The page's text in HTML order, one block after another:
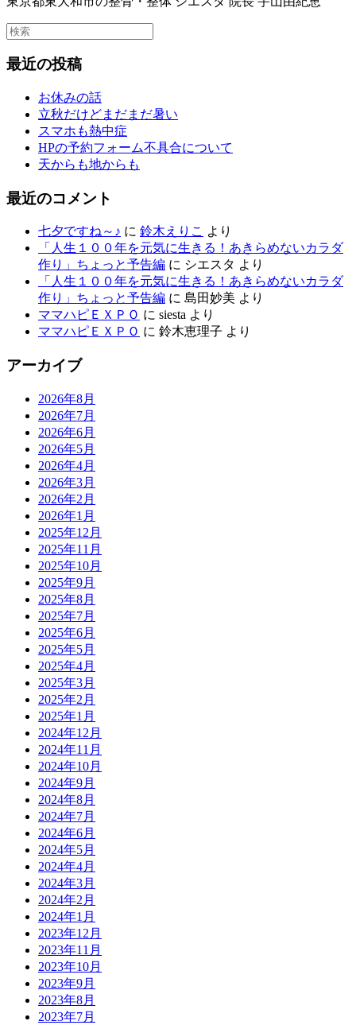
最近の投稿
お休みの話
立秋だけどまだまだ暑い
スマホも熱中症
HPの予約フォーム不具合について
天からも地からも
最近のコメント
七夕ですね～♪ に 鈴木えりこ より
「人生１００年を元気に生きる！あきらめないカラダ
作り」ちょっと予告編 に シエスタ より
「人生１００年を元気に生きる！あきらめないカラダ
作り」ちょっと予告編 に 島田妙美 より
ママハピＥＸＰＯ に siesta より
ママハピＥＸＰＯ に 鈴木恵理子 より
アーカイブ
2026年8月
2026年7月
2026年6月
2026年5月
2026年4月
2026年3月
2026年2月
2026年1月
2025年12月
2025年11月
2025年10月
2025年9月
2025年8月
2025年7月
2025年6月
2025年5月
2025年4月
2025年3月
2025年2月
2025年1月
2024年12月
2024年11月
2024年10月
2024年9月
2024年8月
2024年7月
2024年6月
2024年5月
2024年4月
2024年3月
2024年2月
2024年1月
2023年12月
2023年11月
2023年10月
2023年9月
2023年8月
2023年7月